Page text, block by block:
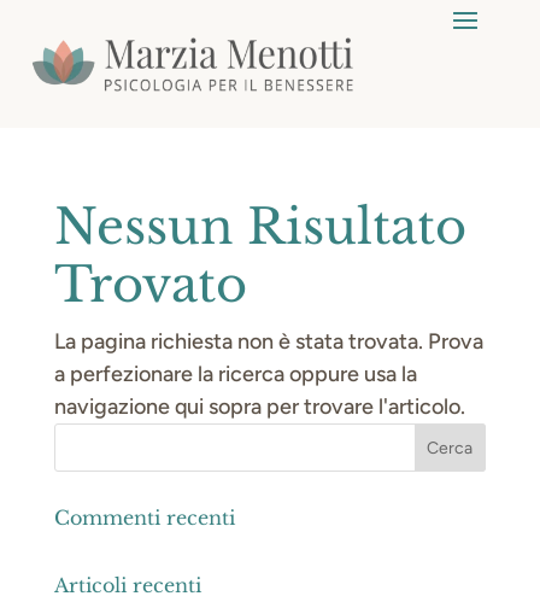
Nessun Risultato
Trovato
La pagina richiesta non è stata trovata. Prova
a perfezionare la ricerca oppure usa la
navigazione qui sopra per trovare l'articolo.
Commenti recenti
Articoli recenti